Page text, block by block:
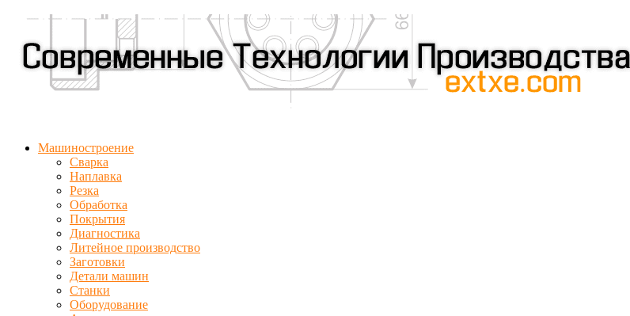
Машиностроение
Сварка
Наплавка
Резка
Обработка
Покрытия
Диагностика
Литейное производство
Заготовки
Детали машин
Станки
Оборудование